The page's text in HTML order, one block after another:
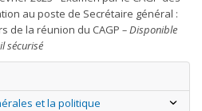
au poste de Secrétaire général :
de la réunion du CAGP – Disponible
sécurisé
et la politique